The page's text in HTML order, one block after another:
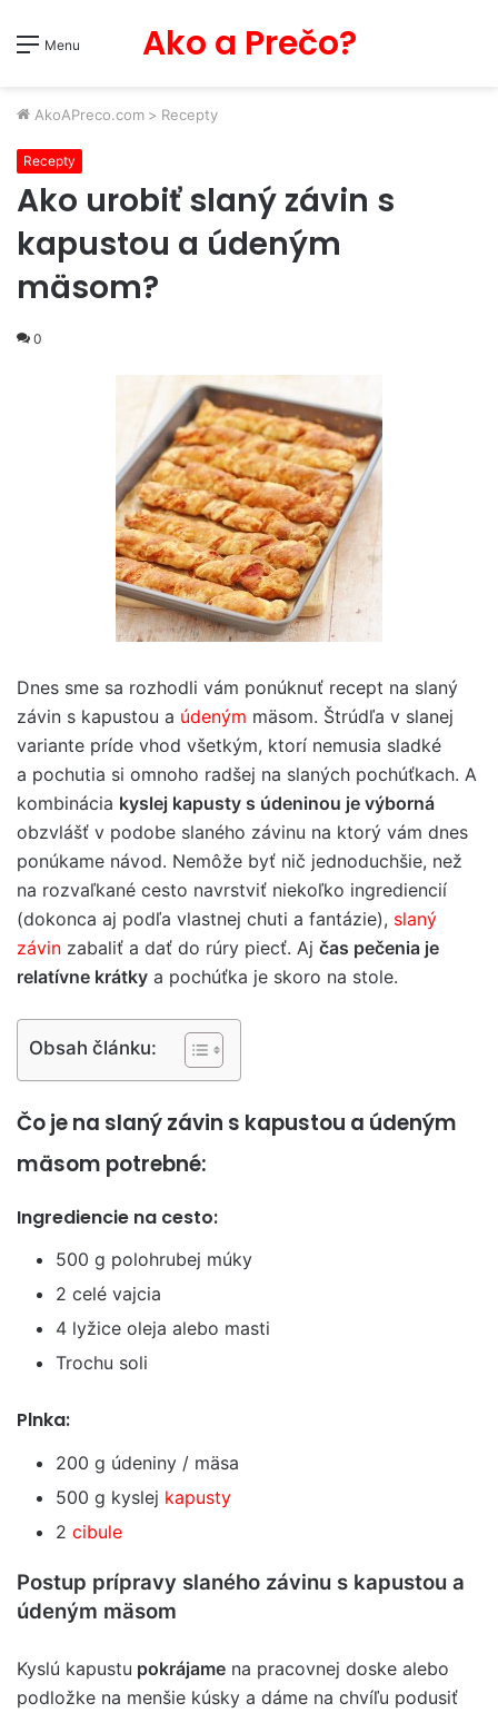
Menu Ako a Prečo?
AkoAPreco.com > Recepty
Recepty
Ako urobiť slaný závin s
kapustou a údeným
mäsom?
0
Dnes sme sa rozhodli vám ponúknuť recept na slaný
závin s kapustou a údeným mäsom. Štrúdľa v slanej
variante príde vhod všetkým, ktorí nemusia sladké
a pochutia si omnoho radšej na slaných pochúťkach. A
kombinácia kyslej kapusty s údeninou je výborná
obzvlášť v podobe slaného závinu na ktorý vám dnes
ponúkame návod. Nemôže byť nič jednoduchšie, než
na rozvaľkané cesto navrstviť niekoľko ingrediencií
(dokonca aj podľa vlastnej chuti a fantázie), slaný
závin zabaliť a dať do rúry piecť. Aj čas pečenia je
relatívne krátky a pochúťka je skoro na stole.
Obsah článku:
Čo je na slaný závin s kapustou a údeným
mäsom potrebné:
Ingrediencie na cesto:
500 g polohrubej múky
2 celé vajcia
4 lyžice oleja alebo masti
Trochu soli
Plnka:
200 g údeniny / mäsa
500 g kyslej kapusty
2 cibule
Postup prípravy slaného závinu s kapustou a
údeným mäsom
Kyslú kapustu pokrájame na pracovnej doske alebo
podložke na menšie kúsky a dáme na chvíľu podusiť